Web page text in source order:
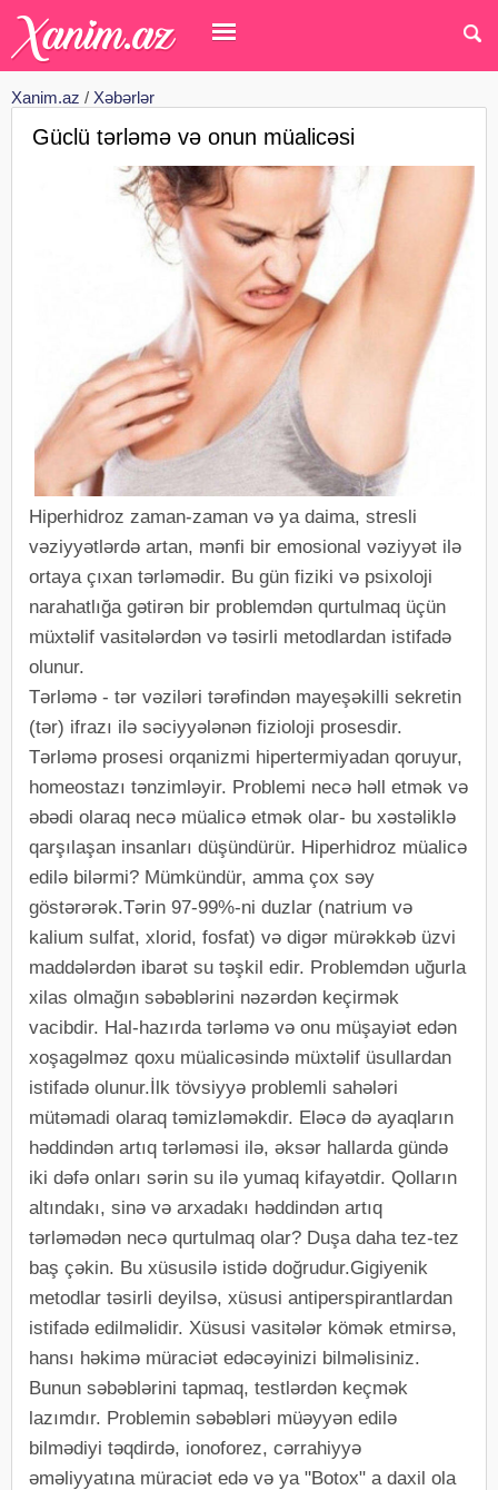
Xanim.az / Xəbərlər
Güclü tərləmə və onun müalicəsi
Hiperhidroz zaman-zaman və ya daima, stresli
vəziyyətlərdə artan, mənfi bir emosional vəziyyət ilə
ortaya çıxan tərləmədir. Bu gün fiziki və psixoloji
narahatlığa gətirən bir problemdən qurtulmaq üçün
müxtəlif vasitələrdən və təsirli metodlardan istifadə
olunur.
Tərləmə - tər vəziləri tərəfindən mayeşəkilli sekretin
(tər) ifrazı ilə səciyyələnən fizioloji prosesdir.
Tərləmə prosesi orqanizmi hipertermiyadan qoruyur,
homeostazı tənzimləyir. Problemi necə həll etmək və
əbədi olaraq necə müalicə etmək olar- bu xəstəliklə
qarşılaşan insanları düşündürür. Hiperhidroz müalicə
edilə bilərmi? Mümkündür, amma çox səy
göstərərək.Tərin 97-99%-ni duzlar (natrium və
kalium sulfat, xlorid, fosfat) və digər mürəkkəb üzvi
maddələrdən ibarət su təşkil edir. Problemdən uğurla
xilas olmağın səbəblərini nəzərdən keçirmək
vacibdir. Hal-hazırda tərləmə və onu müşayiət edən
xoşagəlməz qoxu müalicəsində müxtəlif üsullardan
istifadə olunur.İlk tövsiyyə problemli sahələri
mütəmadi olaraq təmizləməkdir. Eləcə də ayaqların
həddindən artıq tərləməsi ilə, əksər hallarda gündə
iki dəfə onları sərin su ilə yumaq kifayətdir. Qolların
altındakı, sinə və arxadakı həddindən artıq
tərləmədən necə qurtulmaq olar? Duşa daha tez-tez
baş çəkin. Bu xüsusilə istidə doğrudur.Gigiyenik
metodlar təsirli deyilsə, xüsusi antiperspirantlardan
istifadə edilməlidir. Xüsusi vasitələr kömək etmirsə,
hansı həkimə müraciət edəcəyinizi bilməlisiniz.
Bunun səbəblərini tapmaq, testlərdən keçmək
lazımdır. Problemin səbəbləri müəyyən edilə
bilmədiyi təqdirdə, ionoforez, cərrahiyyə
əməliyyatına müraciət edə və ya "Botox" a daxil ola